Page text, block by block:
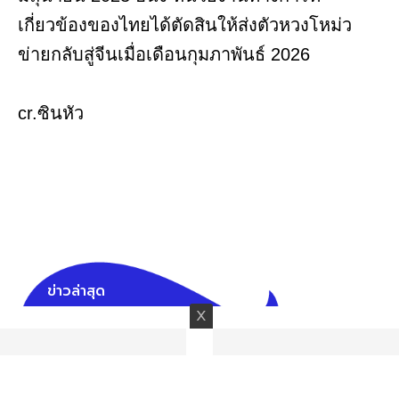
เกี่ยวข้องของไทยได้ตัดสินให้ส่งตัวหวงโหม่ว
ข่ายกลับสู่จีนเมื่อเดือนกุมภาพันธ์ 2026
cr.ซินหัว
ข่าวล่าสุด